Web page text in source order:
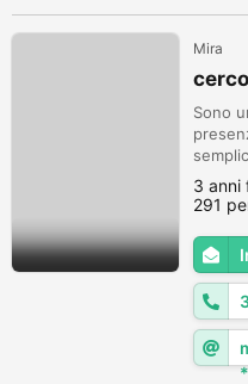
Mira
Sono
saluti
3 anni
291